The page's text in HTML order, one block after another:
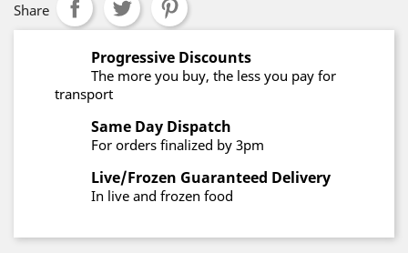
Share
Progressive Discounts
The more you buy, the less you pay for
transport
Same Day Dispatch
For orders finalized by 3pm
Live/Frozen Guaranteed Delivery
In live and frozen food